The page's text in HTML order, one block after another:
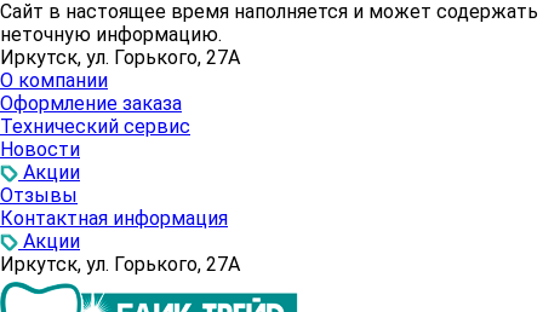
Сайт в настоящее время наполняется и может содержать
неточную информацию.
Иркутск, ул. Горького, 27А
О компании
Оформление заказа
Технический сервис
Новости
Акции
Отзывы
Контактная информация
Акции
Иркутск, ул. Горького, 27А